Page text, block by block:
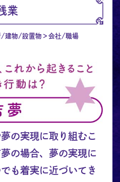
業
/建物/設置物 会社/職場
の実現に取り組むこ
の場合、夢の実現に
も着実に近づいてき